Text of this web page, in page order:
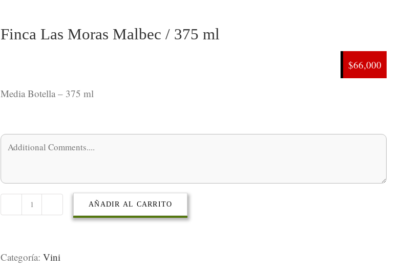
Finca Las Moras Malbec / 375 ml
$66,000
Media Botella – 375 ml
Finca
Malbec
AÑADIR AL CARRITO
Categoría: Vini